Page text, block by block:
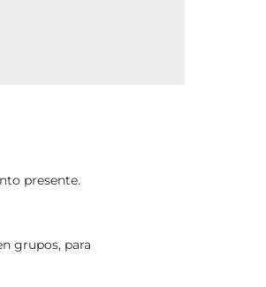
presente.
grupos, para